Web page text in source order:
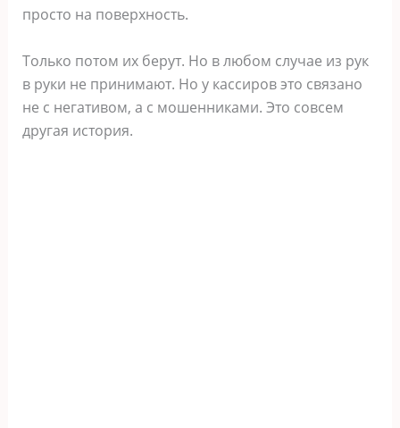
просто на поверхность.
Только потом их берут. Но в любом случае из рук
в руки не принимают. Но у кассиров это связано
не с негативом, а с мошенниками. Это совсем
другая история.